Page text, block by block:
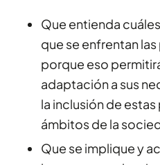
Que entienda
que se enfrentan
porque eso
adaptación a sus
la inclusión de
ámbitos de la
Que se implique y